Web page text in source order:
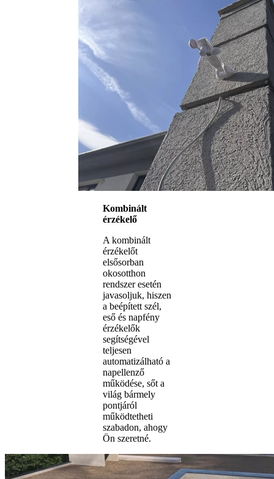
Kombinált
érzékelő
A kombinált
érzékelőt
elsősorban
okosotthon
rendszer esetén
javasoljuk, hiszen
a beépített szél,
eső és napfény
érzékelők
segítségével
teljesen
automatizálható a
napellenző
működése, sőt a
világ bármely
pontjáról
működtetheti
szabadon, ahogy
Ön szeretné.